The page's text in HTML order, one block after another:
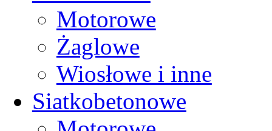
Motorowe
Żaglowe
Wiosłowe i inne
Siatkobetonowe